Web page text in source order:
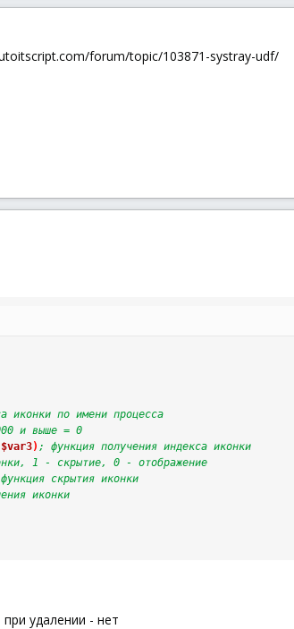
forum/topic/103871-systray-udf/
иконки по имени процесса
и выше = 0
$var3) ; функция получения индекса иконки
1 - скрытие, 0 - отображение
скрытия иконки
иконки
удалении - нет